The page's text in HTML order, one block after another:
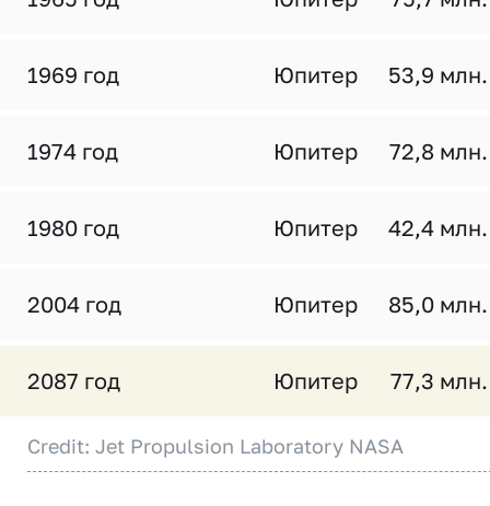
1969 год Юпитер 53,9
1974 год Юпитер 72,8
1980 год Юпитер 42,4
2004 год Юпитер 85,0
2087 год Юпитер 77,3
Credit: Jet Propulsion Laboratory NASA